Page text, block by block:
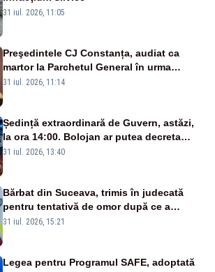
31 iul. 2026, 11:05
Preşedintele CJ Constanța, audiat ca
martor la Parchetul General în urma
percheziţiei la firma unde este acţionar
31 iul. 2026, 11:14
Ședință extraordinară de Guvern, astăzi,
la ora 14:00. Bolojan ar putea decreta
stare de urgență energetică
31 iul. 2026, 13:40
Bărbat din Suceava, trimis în judecată
pentru tentativă de omor după ce a
înjunghiat un tânăr în urma unui conflict
31 iul. 2026, 15:21
Legea pentru Programul SAFE, adoptată